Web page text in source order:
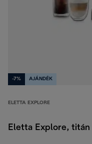
-7% AJÁNDÉK
ELETTA EXPLORE
Eletta Explore, titán